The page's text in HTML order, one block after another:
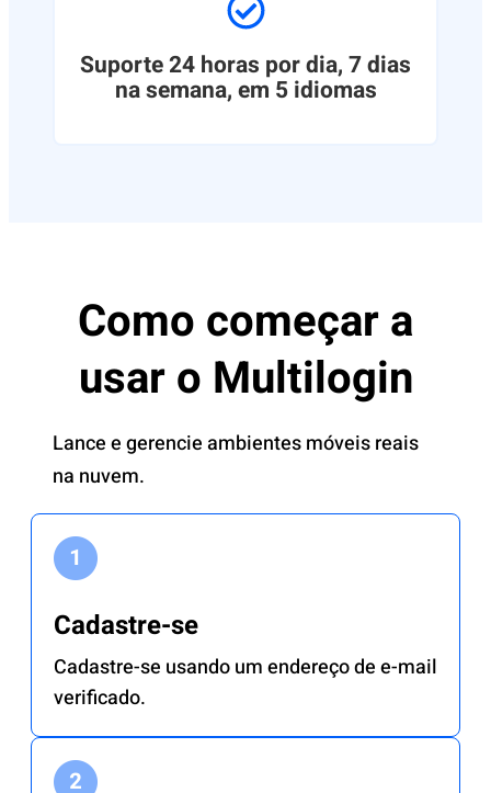
Suporte 24 horas por dia, 7 dias
na semana, em 5 idiomas
Como começar a
usar o Multilogin
Lance e gerencie ambientes móveis reais
na nuvem.
Cadastre-se
Cadastre-se usando um endereço de e-mail
verificado.